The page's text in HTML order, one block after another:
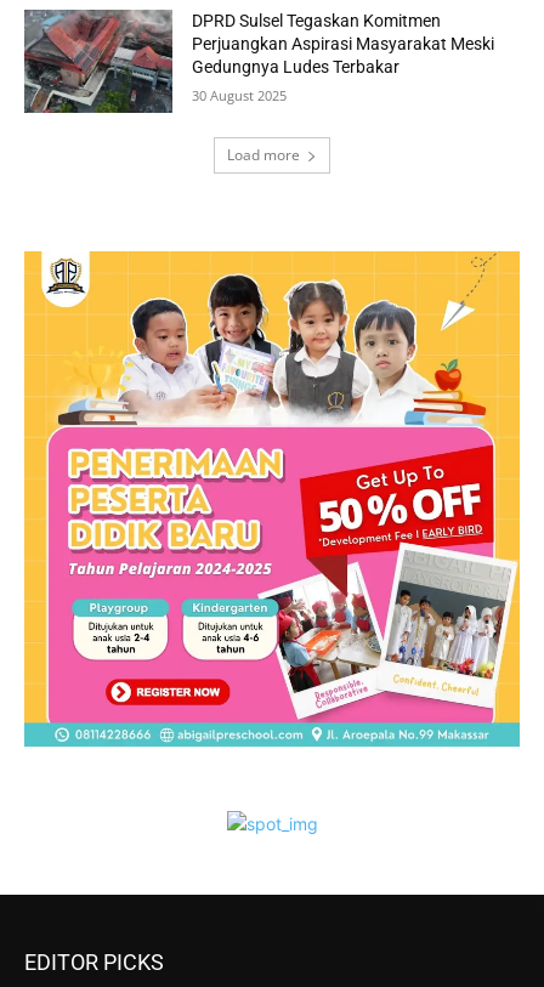
DPRD Sulsel Tegaskan Komitmen
Perjuangkan Aspirasi Masyarakat Meski
Gedungnya Ludes Terbakar
30 August 2025
Load more
EDITOR PICKS